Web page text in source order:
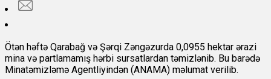
Ötən həftə Qarabağ və Şərqi Zəngəzurda 0,0955 hektar ərazi
mina və partlamamış hərbi sursatlardan təmizlənib. Bu barədə
Minatəmizləmə Agentliyindən (ANAMA) məlumat verilib.